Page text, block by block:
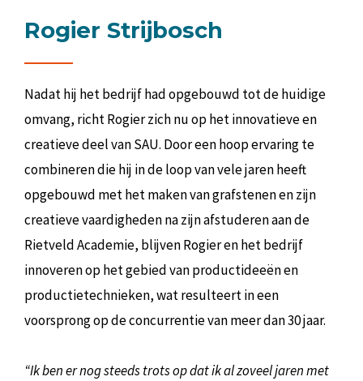
Rogier Strijbosch
Nadat hij het bedrijf had opgebouwd tot de huidige
omvang, richt Rogier zich nu op het innovatieve en
creatieve deel van SAU. Door een hoop ervaring te
combineren die hij in de loop van vele jaren heeft
opgebouwd met het maken van grafstenen en zijn
creatieve vaardigheden na zijn afstuderen aan de
Rietveld Academie, blijven Rogier en het bedrijf
innoveren op het gebied van productideeën en
productietechnieken, wat resulteert in een
voorsprong op de concurrentie van meer dan 30 jaar.
“Ik ben er nog steeds trots op dat ik al zoveel jaren met